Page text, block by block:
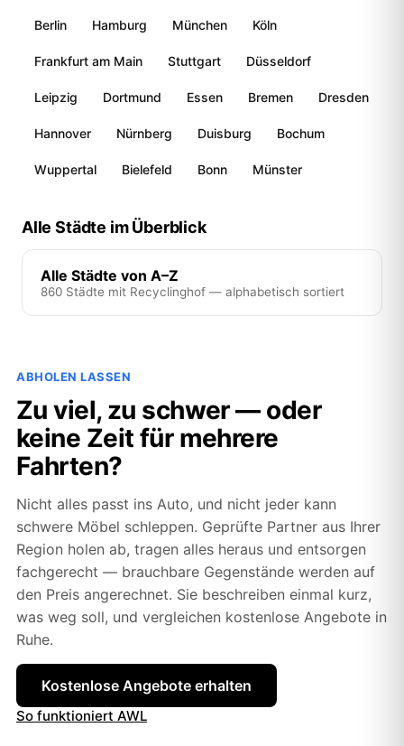
Berlin Hamburg München Köln
Frankfurt am Main Stuttgart Düsseldorf
Leipzig Dortmund Essen Bremen Dresden
Hannover Nürnberg Duisburg Bochum
Wuppertal Bielefeld Bonn Münster
Alle Städte im Überblick
Alle Städte von A–Z
860 Städte mit Recyclinghof — alphabetisch sortiert
ABHOLEN LASSEN
Zu viel, zu schwer — oder
keine Zeit für mehrere
Fahrten?
Nicht alles passt ins Auto, und nicht jeder kann
schwere Möbel schleppen. Geprüfte Partner aus Ihrer
Region holen ab, tragen alles heraus und entsorgen
fachgerecht — brauchbare Gegenstände werden auf
den Preis angerechnet. Sie beschreiben einmal kurz,
was weg soll, und vergleichen kostenlose Angebote in
Ruhe.
Kostenlose Angebote erhalten
So funktioniert AWL